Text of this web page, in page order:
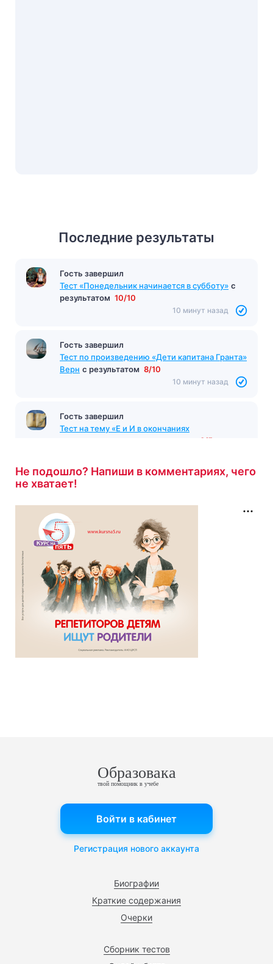
Последние результаты
Гость завершил
Тест «Понедельник начинается в субботу» с
результатом 10/10
10 минут назад
Гость завершил
Тест по произведению «Дети капитана Гранта»
Верн с результатом 8/10
10 минут назад
Гость завершил
Тест на тему «Е и И в окончаниях
3/5
Не подошло? Напиши в комментариях, чего
не хватает!
Образовака
твой помощник в учебе
Биографии
Краткие содержания
Очерки
Сборник тестов
Войти в кабинет
Регистрация нового аккаунта